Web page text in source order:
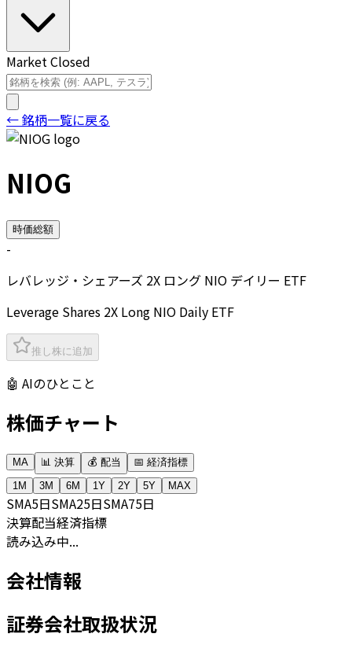
Market Closed
← 銘柄一覧に戻る
NIOG
時価総額
-
レバレッジ・シェアーズ 2X ロング NIO デイリー ETF
Leverage Shares 2X Long NIO Daily ETF
推し株に追加
🤖 AIのひとこと
株価チャート
MA 📊 決算 💰 配当
📅 経済指標
1M
3M 6M 1Y 2Y 5Y MAX
SMA5日SMA25日SMA75日
決算配当経済指標
読み込み中...
会社情報
証券会社取扱状況